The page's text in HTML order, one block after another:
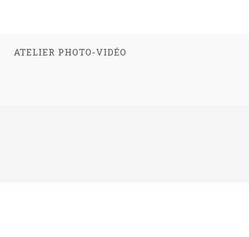
ATELIER PHOTO-VIDÉO